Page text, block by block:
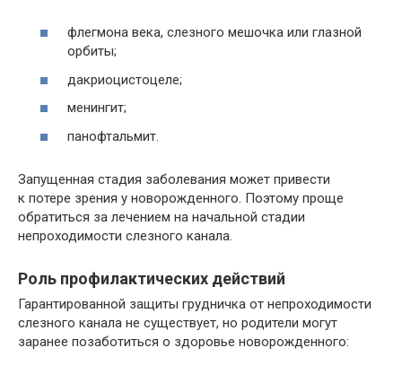
флегмона века, слезного мешочка или глазной
орбиты;
дакриоцистоцеле;
менингит;
панофтальмит.
Запущенная стадия заболевания может привести
к потере зрения у новорожденного. Поэтому проще
обратиться за лечением на начальной стадии
непроходимости слезного канала.
Роль профилактических действий
Гарантированной защиты грудничка от непроходимости
слезного канала не существует, но родители могут
заранее позаботиться о здоровье новорожденного: